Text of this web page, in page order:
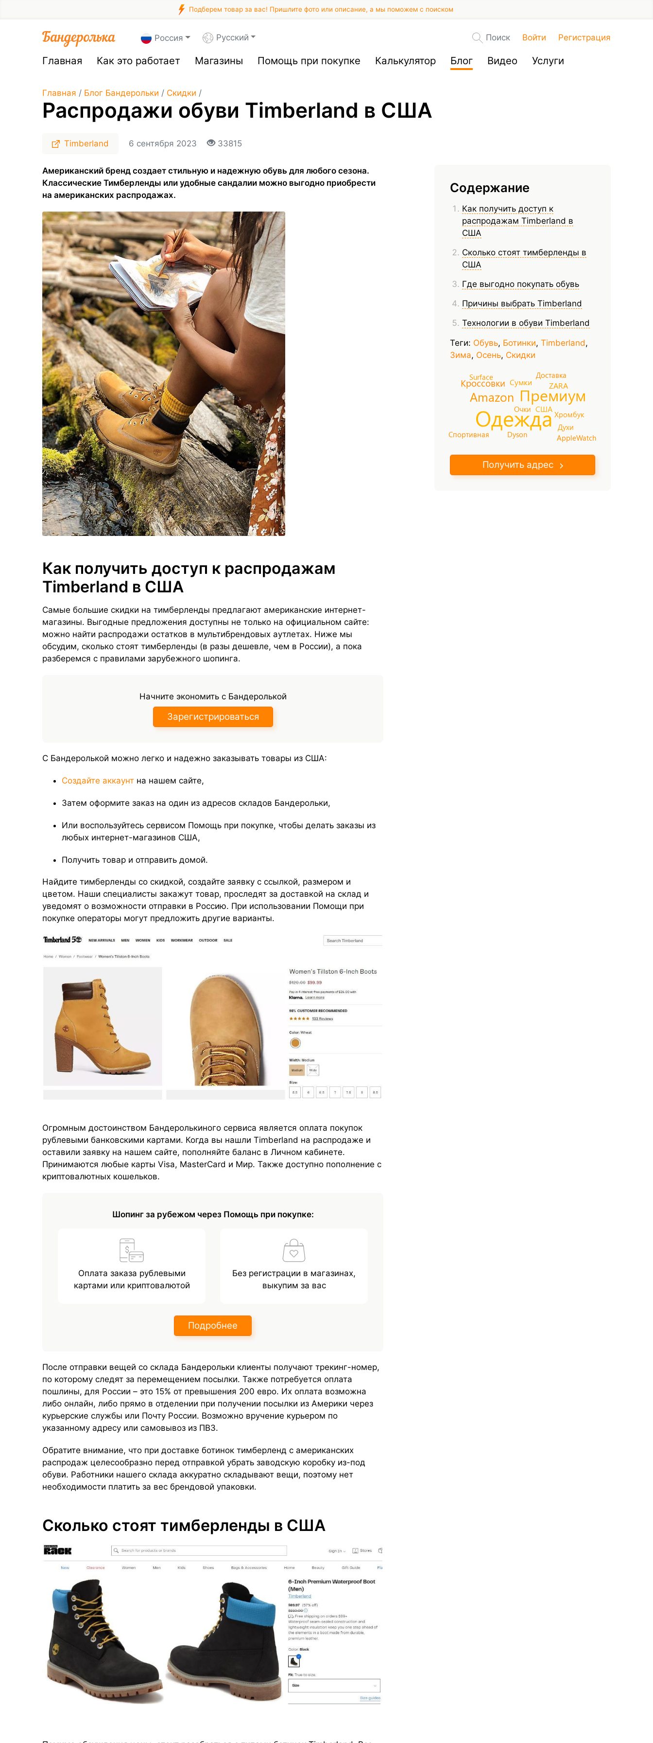
Подберем товар за вас! Пришлите фото или описание, а мы поможем с поиском
Россия Русский Поиск Войти Регистрация
Главная Как это работает Магазины Помощь при покупке Калькулятор Блог Видео Услуги
Главная / Блог Бандерольки / Скидки /
Распродажи обуви Timberland в США
Timberland 6 сентября 2023 33815
Содержание
Как получить доступ к
распродажам Timberland в
США
Сколько стоят тимберленды в
США
Где выгодно покупать обувь
Причины выбрать Timberland
Технологии в обуви Timberland
Теги: Обувь, Ботинки,Timberland,
Зима, Осень, Скидки
Одежда
Премиум
Amazon
Кроссовки
США
ZARA
Сумки
Хромбук
Очки
Духи
Surface Доставка
Спортивная Dyson AppleWatch
Получить адрес
Американский бренд создает стильную и надежную обувь для любого сезона.
Классические Тимберленды или удобные сандалии можно выгодно приобрести
на американских распродажах.
Как получить доступ к распродажам
Timberland в США
Самые большие скидки на тимберленды предлагают американские интернет-
магазины. Выгодные предложения доступны не только на официальном сайте:
можно найти распродажи остатков в мультибрендовых аутлетах. Ниже мы
обсудим, сколько стоят тимберленды (в разы дешевле, чем в России), а пока
разберемся с правилами зарубежного шопинга.
Начните экономить с Бандеролькой
Зарегистрироваться
С Бандеролькой можно легко и надежно заказывать товары из США:
Создайте аккаунт на нашем сайте,
Затем оформите заказ на один из адресов складов Бандерольки,
Или воспользуйтесь сервисом Помощь при покупке, чтобы делать заказы из
любых интернет-магазинов США,
Получить товар и отправить домой.
Найдите тимберленды со скидкой, создайте заявку с ссылкой, размером и
цветом. Наши специалисты закажут товар, проследят за доставкой на склад и
уведомят о возможности отправки в Россию. При использовании Помощи при
покупке операторы могут предложить другие варианты.
Огромным достоинством Бандеролькиного сервиса является оплата покупок
рублевыми банковскими картами. Когда вы нашли Timberland на распродаже и
оставили заявку на нашем сайте, пополняйте баланс в Личном кабинете.
Принимаются любые карты Visa, MasterCard и Мир. Также доступно пополнение с
криптовалютных кошельков.
Шопинг за рубежом через Помощь при покупке:
Оплата заказа рублевыми
картами или криптовалютой
Без регистрации в магазинах,
выкупим за вас
Подробнее
После отправки вещей со склада Бандерольки клиенты получают трекинг-номер,
по которому следят за перемещением посылки. Также потребуется оплата
пошлины, для России – это 15% от превышения 200 евро. Их оплата возможна
либо онлайн, либо прямо в отделении при получении посылки из Америки через
курьерские службы или Почту России. Возможно вручение курьером по
указанному адресу или самовывоз из ПВЗ.
Обратите внимание, что при доставке ботинок тимберленд с американских
распродаж целесообразно перед отправкой убрать заводскую коробку из-под
обуви. Работники нашего склада аккуратно складывают вещи, поэтому нет
необходимости платить за вес брендовой упаковки.
Сколько стоят тимберленды в США